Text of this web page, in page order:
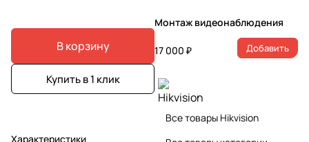
В корзину
Купить в 1 клик
Характеристики
Монтаж видеонаблюдения
17 000 ₽ Добавить
Все товары Hikvision